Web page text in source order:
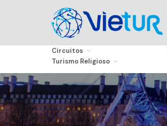
Circuitos
Turismo Religioso